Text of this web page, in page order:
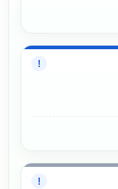
!
!